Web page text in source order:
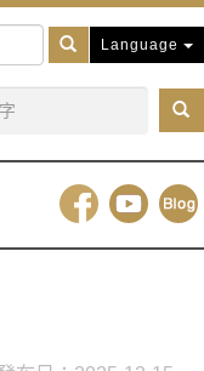
Language